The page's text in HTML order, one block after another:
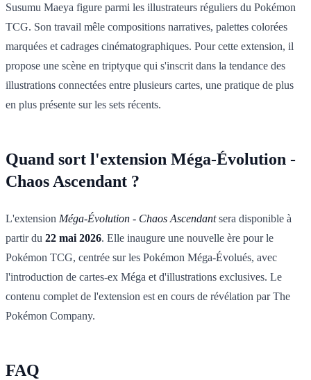
Susumu Maeya figure parmi les illustrateurs réguliers du Pokémon
TCG. Son travail mêle compositions narratives, palettes colorées
marquées et cadrages cinématographiques. Pour cette extension, il
propose une scène en triptyque qui s'inscrit dans la tendance des
illustrations connectées entre plusieurs cartes, une pratique de plus
en plus présente sur les sets récents.
Quand sort l'extension Méga-Évolution -
Chaos Ascendant ?
L'extension Méga-Évolution - Chaos Ascendantsera disponible à
partir du 22 mai 2026. Elle inaugure une nouvelle ère pour le
Pokémon TCG, centrée sur les Pokémon Méga-Évolués, avec
l'introduction de cartes-ex Méga et d'illustrations exclusives. Le
contenu complet de l'extension est en cours de révélation par The
Pokémon Company.
FAQ